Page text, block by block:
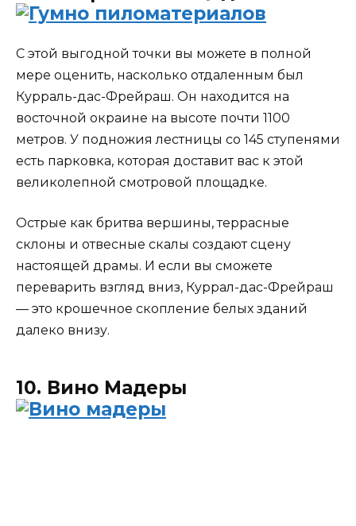
С этой выгодной точки вы можете в полной
мере оценить, насколько отдаленным был
Курраль-дас-Фрейраш. Он находится на
восточной окраине на высоте почти 1100
метров. У подножия лестницы со 145 ступенями
есть парковка, которая доставит вас к этой
великолепной смотровой площадке.
Острые как бритва вершины, террасные
склоны и отвесные скалы создают сцену
настоящей драмы. И если вы сможете
переварить взгляд вниз, Куррал-дас-Фрейраш
— это крошечное скопление белых зданий
далеко внизу.
10. Вино Мадеры